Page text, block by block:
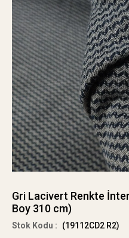
Gri Lacivert Renkte
Boy 310 cm)
(19112CD2 R2)